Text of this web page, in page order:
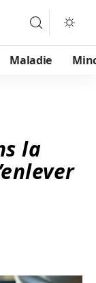
Maladie
la